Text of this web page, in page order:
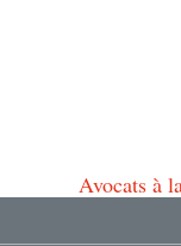
Avocats à